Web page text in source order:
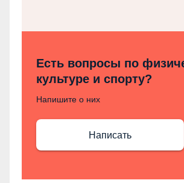
Есть вопросы по
культуре и спорту?
Напишите о них
Написать